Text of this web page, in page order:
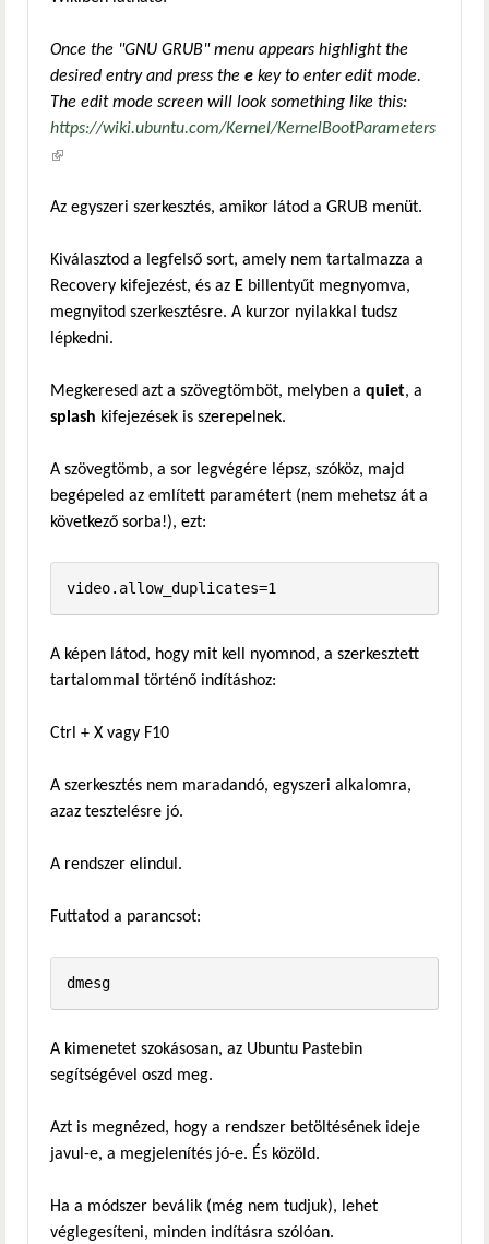
Once the "GNU GRUB" menu appears highlight the
desired entry and press the e key to enter edit mode.
The edit mode screen will look something like this:
https://wiki.ubuntu.com/Kernel/KernelBootParameters
(külső hivatkozás)
Az egyszeri szerkesztés, amikor látod a GRUB menüt.
Kiválasztod a legfelső sort, amely nem tartalmazza a
Recovery kifejezést, és az E billentyűt megnyomva,
megnyitod szerkesztésre. A kurzor nyilakkal tudsz
lépkedni.
Megkeresed azt a szövegtömböt, melyben a quiet, a
splash kifejezések is szerepelnek.
A szövegtömb, a sor legvégére lépsz, szóköz, majd
begépeled az említett paramétert (nem mehetsz át a
következő sorba!), ezt:
video.allow_duplicates=1
A képen látod, hogy mit kell nyomnod, a szerkesztett
tartalommal történő indításhoz:
Ctrl + X vagy F10
A szerkesztés nem maradandó, egyszeri alkalomra,
azaz tesztelésre jó.
A rendszer elindul.
Futtatod a parancsot:
dmesg
A kimenetet szokásosan, az Ubuntu Pastebin
segítségével oszd meg.
Azt is megnézed, hogy a rendszer betöltésének ideje
javul-e, a megjelenítés jó-e. És közöld.
Ha a módszer beválik (még nem tudjuk), lehet
véglegesíteni, minden indításra szólóan.